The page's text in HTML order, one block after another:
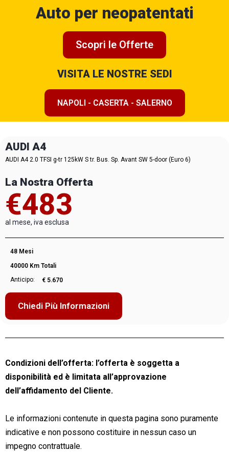
Auto per neopatentati
Scopri le Offerte
VISITA LE NOSTRE SEDI
NAPOLI - CASERTA - SALERNO
AUDI A4
AUDI A4 2.0 TFSI g-tr 125kW S tr. Bus. Sp. Avant SW 5-door (Euro 6)
La Nostra Offerta
€483
al mese, iva esclusa
48 Mesi
40000 Km Totali
Anticipo:
€ 5.670
Chiedi Più Informazioni
Condizioni dell’offerta: l’offerta è soggetta a
disponibilità ed è limitata all’approvazione
dell’affidamento del Cliente.
Le informazioni contenute in questa pagina sono puramente
indicative e non possono costituire in nessun caso un
impegno contrattuale.